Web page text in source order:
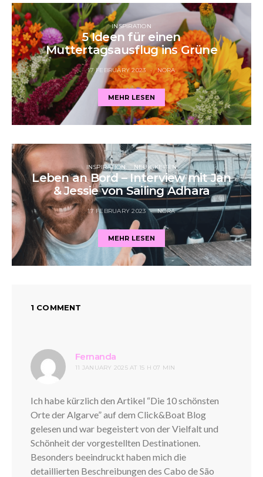
INSPIRATION
5 Ideen für einen
Muttertagsausflug ins Grüne
17 FEBRUARY 2023 NORA
MEHR LESEN
INSPIRATION NEUIGKEITEN
Leben an Bord – Interview mit Jan
& Jessie von Sailing Adhara
17 FEBRUARY 2023 NORA
MEHR LESEN
1 COMMENT
Fernanda
11 JANUARY 2025 AT 15 H 07 MIN
Ich habe kürzlich den Artikel “Die 10 schönsten
Orte der Algarve” auf dem Click&Boat Blog
gelesen und war begeistert von der Vielfalt und
Schönheit der vorgestellten Destinationen.
Besonders beeindruckt haben mich die
detaillierten Beschreibungen des Cabo de São